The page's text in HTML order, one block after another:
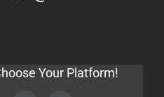
Your Platform!